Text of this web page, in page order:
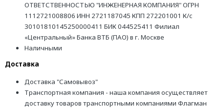
ОТВЕТСТВЕННОСТЬЮ "ИНЖЕНЕРНАЯ КОМПАНИЯ" ОГРН
1112721008806 ИНН 2721187045 КПП 272201001 К/с
30101810145250000411 БИК 044525411 Филиал
«Центральный» Банка ВТБ (ПАО) в г. Москве
Наличными
Доставка
Доставка "Самовывоз"
Транспортная компания - наша компания осуществляет
доставку товаров транспортными компаниями Флагман